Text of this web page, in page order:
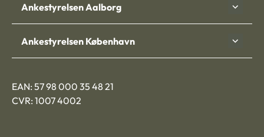
Ankestyrelsen Aalborg
Ankestyrelsen København
EAN: 57 98 000 35 48 21
CVR: 1007 4002